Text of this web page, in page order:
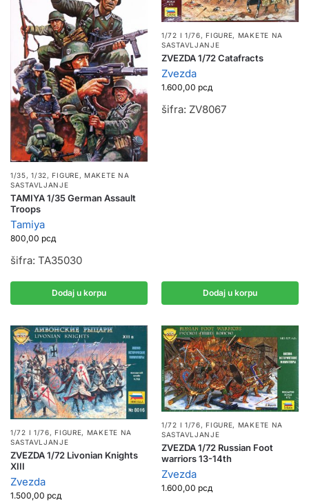
1/35, 1/32,FIGURE,MAKETE NA
SASTAVLJANJE
TAMIYA 1/35 German Assault
Troops
Tamiya
800,00 рсд
šifra: TA35030
Dodaj u korpu
1/72 I 1/76,FIGURE, MAKETE NA
SASTAVLJANJE
ZVEZDA 1/72 Catafracts
Zvezda
1.600,00 рсд
šifra: ZV8067
Dodaj u korpu
1/72 I 1/76, FIGURE, MAKETE NA
SASTAVLJANJE
ZVEZDA 1/72 Livonian Knights
XIII
Zvezda
1.500,00 рсд
1/72 I 1/76,FIGURE, MAKETE NA
SASTAVLJANJE
ZVEZDA 1/72 Russian Foot
warriors 13-14th
Zvezda
1.600,00 рсд